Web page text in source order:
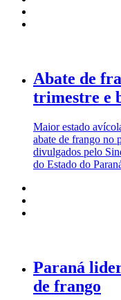
Abate de
trimestre e
Maior estado
abate de frango no
divulgados pelo
do Estado do
Paraná
de frango